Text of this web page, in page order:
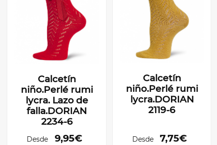
Calcetín
niño.Perlé rumi
lycra. Lazo de
falla.DORIAN
2234-6
Desde 9,95€
Calcetín
niño.Perlé rumi
lycra.DORIAN
2119-6
Desde 7,75€